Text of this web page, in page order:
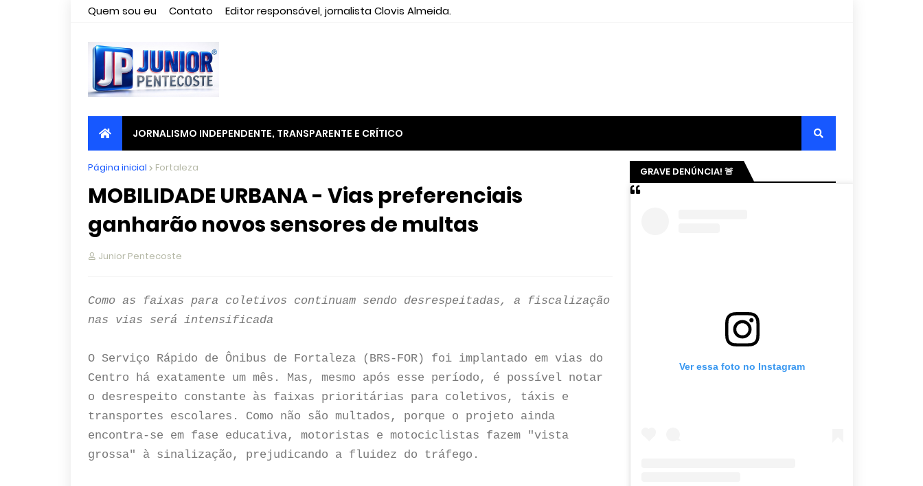
Quem sou eu Contato Editor responsável, jornalista Clovis Almeida.
JORNALISMO INDEPENDENTE, TRANSPARENTE E CRÍTICO
Página inicial Fortaleza
MOBILIDADE URBANA - Vias preferenciais
ganharão novos sensores de multas
Junior Pentecoste
Como as faixas para coletivos continuam sendo desrespeitadas, a fiscalização
nas vias será intensificada
O Serviço Rápido de Ônibus de Fortaleza (BRS-FOR) foi implantado em vias do
Centro há exatamente um mês. Mas, mesmo após esse período, é possível notar
o desrespeito constante às faixas prioritárias para coletivos, táxis e
transportes escolares. Como não são multados, porque o projeto ainda
encontra-se em fase educativa, motoristas e motociclistas fazem "vista
grossa" à sinalização, prejudicando a fluidez do tráfego.
GRAVE DENÚNCIA! 🚨
Ver essa foto no Instagram